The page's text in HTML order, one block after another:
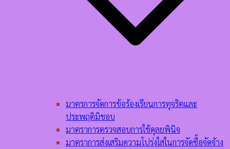
มาตรการจัดการข้อร้องเรียนการทุจริตและ
ประพฤติมิชอบ
มาตราการตรวจสอบการใช้ดุลยพินิจ
มาตราการส่งเสริมความโปร่งใสในการจัดซื้อจัดจ้าง